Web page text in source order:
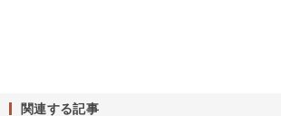
関連する記事